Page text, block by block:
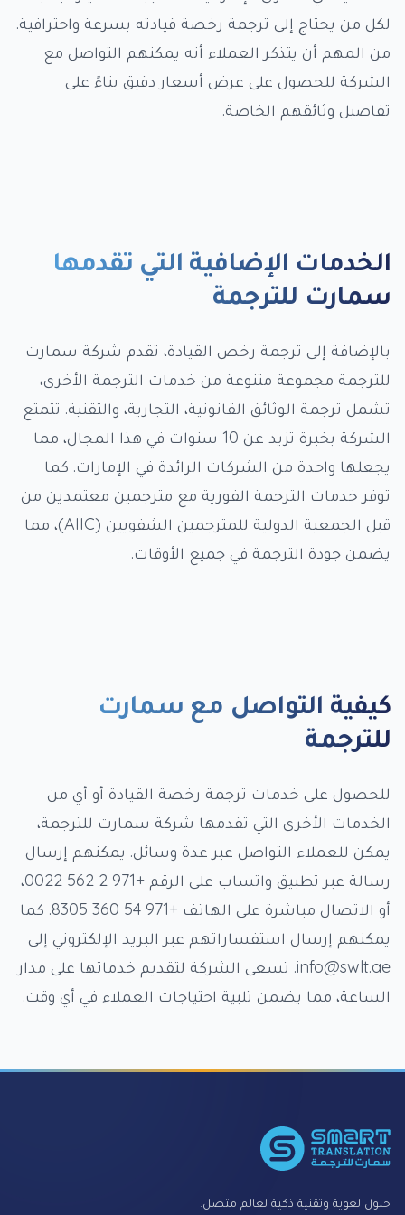
لكل من يحتاج إلى ترجمة رخصة قيادته بسرعة واحترافية.
من المهم أن يتذكر العملاء أنه يمكنهم التواصل مع
الشركة للحصول على عرض أسعار دقيق بناءً على
تفاصيل وثائقهم الخاصة.
الخدمات الإضافية التي تقدمها
سمارت للترجمة
بالإضافة إلى ترجمة رخص القيادة، تقدم شركة سمارت
للترجمة مجموعة متنوعة من خدمات الترجمة الأخرى،
تشمل ترجمة الوثائق القانونية، التجارية، والتقنية. تتمتع
الشركة بخبرة تزيد عن 10 سنوات في هذا المجال، مما
يجعلها واحدة من الشركات الرائدة في الإمارات. كما
توفر خدمات الترجمة الفورية مع مترجمين معتمدين من
قبل الجمعية الدولية للمترجمين الشفويين (AIIC)، مما
يضمن جودة الترجمة في جميع الأوقات.
كيفية التواصل مع سمارت
للترجمة
للحصول على خدمات ترجمة رخصة القيادة أو أي من
الخدمات الأخرى التي تقدمها شركة سمارت للترجمة،
يمكن للعملاء التواصل عبر عدة وسائل. يمكنهم إرسال
رسالة عبر تطبيق واتساب على الرقم +971 2 562 0022،
أو الاتصال مباشرة على الهاتف +971 54 360 8305. كما
يمكنهم إرسال استفساراتهم عبر البريد الإلكتروني إلى
info@swlt.ae. تسعى الشركة لتقديم خدماتها على مدار
الساعة، مما يضمن تلبية احتياجات العملاء في أي وقت.
حلول لغوية وتقنية ذكية لعالم متصل.